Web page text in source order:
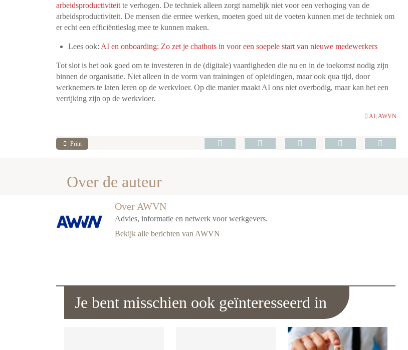
arbeidsproductiviteit te verhogen. De techniek alleen zorgt namelijk niet voor een verhoging van de
arbeidsproductiviteit. De mensen die ermee werken, moeten goed uit de voeten kunnen met de techniek om
er echt een efficiëntieslag mee te kunnen maken.
Lees ook: AI en onboarding: Zo zet je chatbots in voor een soepele start van nieuwe medewerkers
Tot slot is het ook goed om te investeren in de (digitale) vaardigheden die nu en in de toekomst nodig zijn
binnen de organisatie. Niet alleen in de vorm van trainingen of opleidingen, maar ook qua tijd, door
werknemers te laten leren op de werkvloer. Op die manier maakt AI ons niet overbodig, maar kan het een
verrijking zijn op de werkvloer.
AI AWVN
Print
Over de auteur
Over AWVN
Advies, informatie en netwerk voor werkgevers.
Bekijk alle berichten van AWVN
Je bent misschien ook geïnteresseerd in